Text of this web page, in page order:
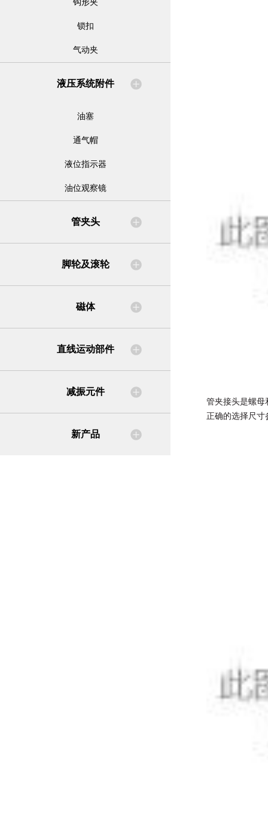
钩形夹
锁扣
气动夹
液压系统附件
油塞
通气帽
液位指示器
油位观察镜
管夹头
脚轮及滚轮
磁体
直线运动部件
减振元件
新产品
管夹接头是螺
正确的选择尺